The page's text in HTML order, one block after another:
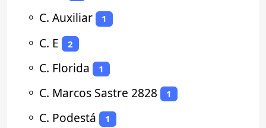
⚬ C. Auxiliar 1
⚬ C. E 2
⚬ C. Florida 1
⚬ C. Marcos Sastre 2828 1
⚬ C. Podestá 1